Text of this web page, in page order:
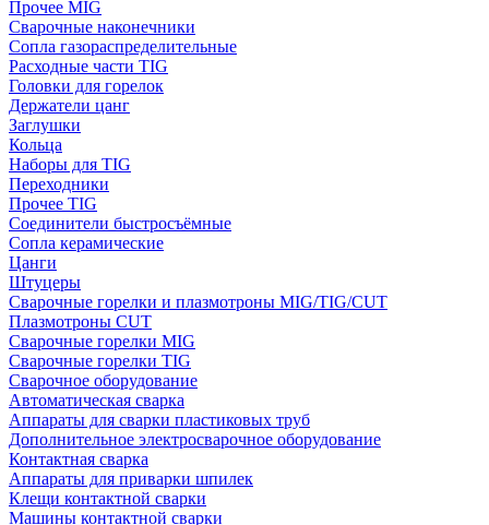
Прочее MIG
Сварочные наконечники
Сопла газораспределительные
Расходные части TIG
Головки для горелок
Держатели цанг
Заглушки
Кольца
Наборы для TIG
Переходники
Прочее TIG
Соединители быстросъёмные
Сопла керамические
Цанги
Штуцеры
Сварочные горелки и плазмотроны MIG/TIG/CUT
Плазмотроны CUT
Сварочные горелки MIG
Сварочные горелки TIG
Сварочное оборудование
Автоматическая сварка
Аппараты для сварки пластиковых труб
Дополнительное электросварочное оборудование
Контактная сварка
Аппараты для приварки шпилек
Клещи контактной сварки
Машины контактной сварки